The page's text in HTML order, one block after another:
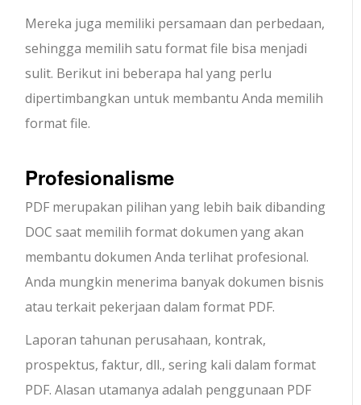
Mereka juga memiliki persamaan dan perbedaan,
sehingga memilih satu format file bisa menjadi
sulit. Berikut ini beberapa hal yang perlu
dipertimbangkan untuk membantu Anda memilih
format file.
Profesionalisme
PDF merupakan pilihan yang lebih baik dibanding
DOC saat memilih format dokumen yang akan
membantu dokumen Anda terlihat profesional.
Anda mungkin menerima banyak dokumen bisnis
atau terkait pekerjaan dalam format PDF.
Laporan tahunan perusahaan, kontrak,
prospektus, faktur, dll., sering kali dalam format
PDF. Alasan utamanya adalah penggunaan PDF